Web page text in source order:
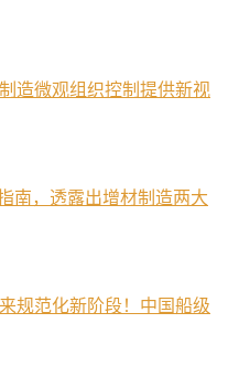
造微观组织控制提供新视
南，透露出增材制造两大
规范化新阶段！中国船级